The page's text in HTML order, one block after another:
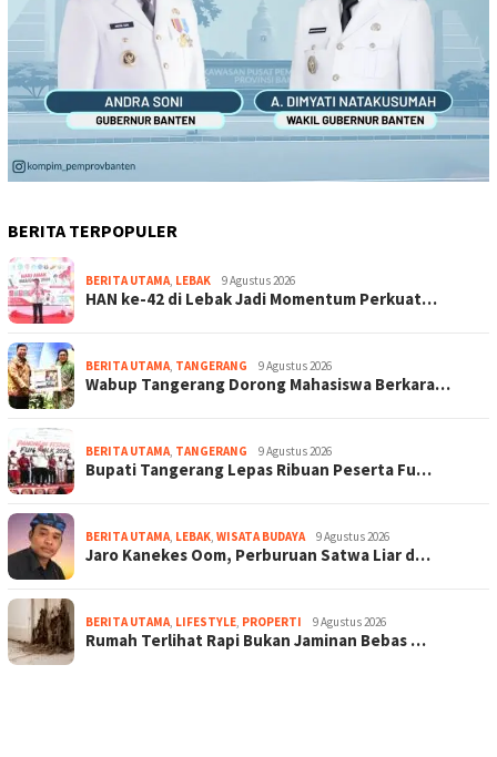
BERITA TERPOPULER
BERITA UTAMA, LEBAK 9 Agustus 2026
HAN ke-42 di Lebak Jadi Momentum Perkuat…
BERITA UTAMA, TANGERANG 9 Agustus 2026
Wabup Tangerang Dorong Mahasiswa Berkara…
BERITA UTAMA, TANGERANG 9 Agustus 2026
Bupati Tangerang Lepas Ribuan Peserta Fu…
BERITA UTAMA, LEBAK, WISATA BUDAYA 9 Agustus 2026
Jaro Kanekes Oom, Perburuan Satwa Liar d…
BERITA UTAMA, LIFESTYLE, PROPERTI 9 Agustus 2026
Rumah Terlihat Rapi Bukan Jaminan Bebas …